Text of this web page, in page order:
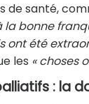
de santé,
la bonne
ont été
les « choses
: la